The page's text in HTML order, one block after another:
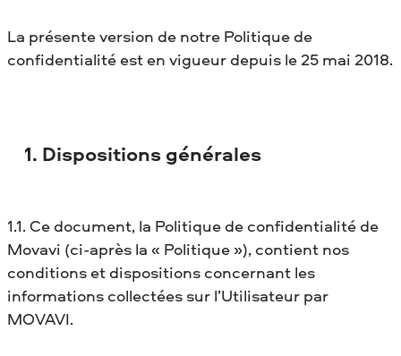
La présente version de notre Politique de
confidentialité est en vigueur depuis le 25 mai 2018.
1. Dispositions générales
1.1. Ce document, la Politique de confidentialité de
Movavi (ci-après la « Politique »), contient nos
conditions et dispositions concernant les
informations collectées sur l’Utilisateur par
MOVAVI.